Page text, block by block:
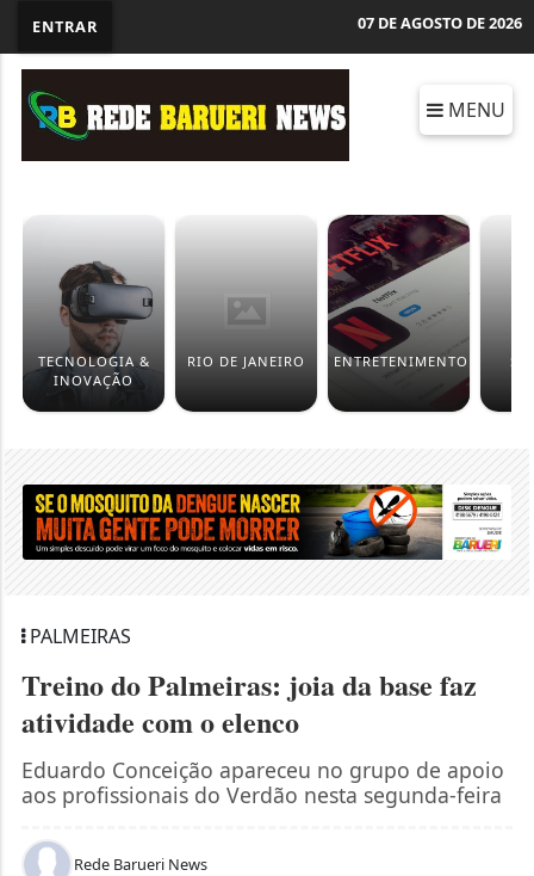
ENTRAR 07 DE AGOSTO DE 2026
MENU
TECNOLOGIA &
INOVAÇÃO
RIO DE JANEIRO ENTRETENIMENTO
PALMEIRAS
Treino do Palmeiras: joia da base faz
atividade com o elenco
Eduardo Conceição apareceu no grupo de apoio
aos profissionais do Verdão nesta segunda-feira
Rede Barueri News